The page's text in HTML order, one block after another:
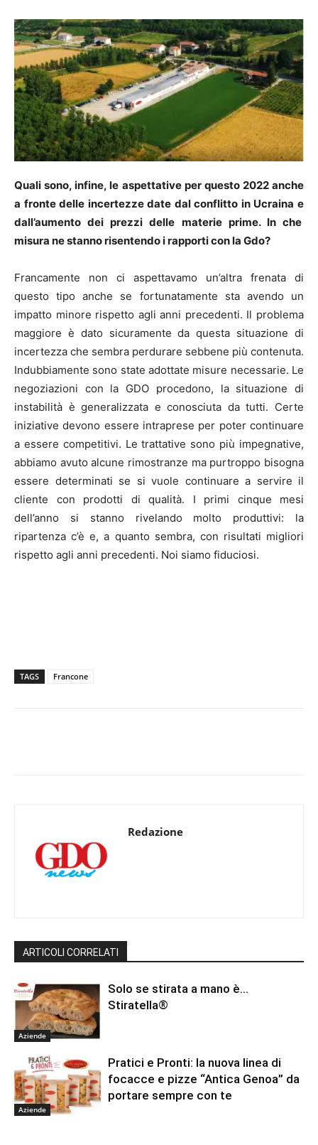
Quali sono, infine, le aspettative per questo 2022 anche
a fronte delle incertezze date dal conflitto in Ucraina e
dall’aumento dei prezzi delle materie prime. In che
misura ne stanno risentendo i rapporti con la Gdo?
Francamente non ci aspettavamo un’altra frenata di
questo tipo anche se fortunatamente sta avendo un
impatto minore rispetto agli anni precedenti. Il problema
maggiore è dato sicuramente da questa situazione di
incertezza che sembra perdurare sebbene più contenuta.
Indubbiamente sono state adottate misure necessarie. Le
negoziazioni con la GDO procedono, la situazione di
instabilità è generalizzata e conosciuta da tutti. Certe
iniziative devono essere intraprese per poter continuare
a essere competitivi. Le trattative sono più impegnative,
abbiamo avuto alcune rimostranze ma purtroppo bisogna
essere determinati se si vuole continuare a servire il
cliente con prodotti di qualità. I primi cinque mesi
dell’anno si stanno rivelando molto produttivi: la
ripartenza c’è e, a quanto sembra, con risultati migliori
rispetto agli anni precedenti. Noi siamo fiduciosi.
TAGS Francone
Redazione
ARTICOLI CORRELATI
Aziende
Solo se stirata a mano è…
Stiratella®
Aziende
Pratici e Pronti: la nuova linea di
focacce e pizze “Antica Genoa” da
portare sempre con te